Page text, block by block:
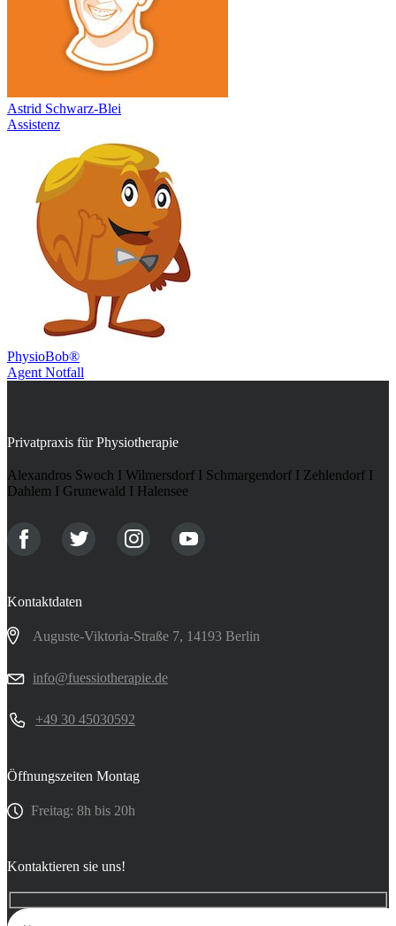
Astrid Schwarz-Blei
Assistenz
PhysioBob®
Agent Notfall
Privatpraxis für Physiotherapie
Alexandros Swoch I Wilmersdorf I Schmargendorf I Zehlendorf I
Dahlem I Grunewald I Halensee
Kontaktdaten
Auguste-Viktoria-Straße 7, 14193 Berlin
info@fuessiotherapie.de
+49 30 45030592
Öffnungszeiten Montag
Freitag: 8h bis 20h
Kontaktieren sie uns!